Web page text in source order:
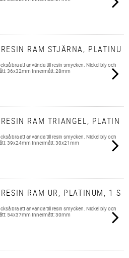
RAM STJÄRNA, PLATINU
bra att använda till resin smycken. Nickel bly och
36x32mm Innermått: 28mm
RAM TRIANGEL, PLATIN
bra att använda till resin smycken. Nickel bly och
39x24mm Innermått: 30x21mm
RAM UR, PLATINUM, 1 S
bra att använda till resin smycken. Nickel bly och
54x37mm Innermått: 30mm